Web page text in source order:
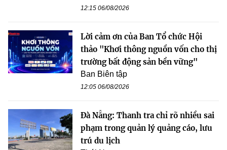
12:15 06/08/2026
Lời cảm ơn của Ban Tổ chức Hội
thảo "Khơi thông nguồn vốn cho thị
trường bất động sản bền vững"
Ban Biên tập
12:05 06/08/2026
Đà Nẵng: Thanh tra chỉ rõ nhiều sai
phạm trong quản lý quảng cáo, lưu
trú du lịch